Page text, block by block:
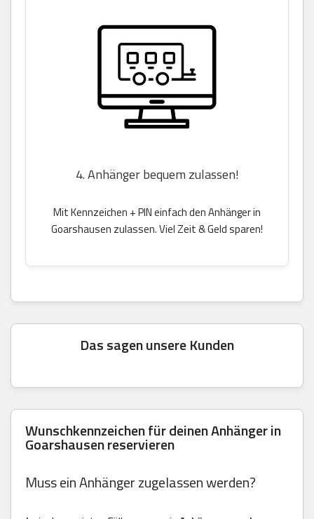
4. Anhänger bequem zulassen!
Mit Kennzeichen + PIN einfach den Anhänger in
Goarshausen zulassen. Viel Zeit & Geld sparen!
Das sagen unsere Kunden
Wunschkennzeichen für deinen Anhänger in
Goarshausen reservieren
Muss ein Anhänger zugelassen werden?